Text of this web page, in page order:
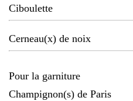
Ciboulette
Cerneau(x) de noix
Pour la garniture
Champignon(s) de Paris